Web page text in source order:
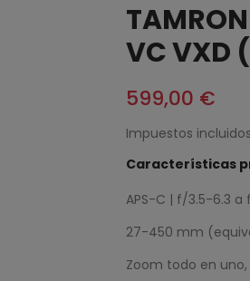
VC VXD
599,00 €
Impuestos incluidos
Características
APS-C | f/3.5-6.3
27-450 mm
Zoom todo en